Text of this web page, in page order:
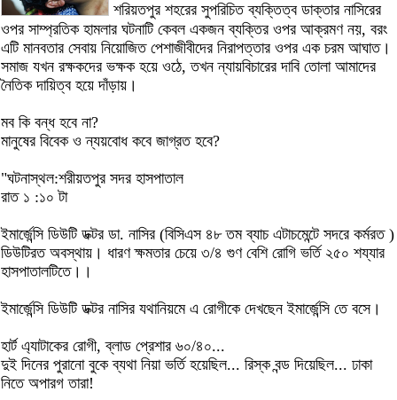
শরিয়তপুর শহরের সুপরিচিত ব্যক্তিত্ব ডাক্তার নাসিরের
ওপর সাম্প্রতিক হামলার ঘটনাটি কেবল একজন ব্যক্তির ওপর আক্রমণ নয়, বরং
এটি মানবতার সেবায় নিয়োজিত পেশাজীবীদের নিরাপত্তার ওপর এক চরম আঘাত।
সমাজ যখন রক্ষকদের ভক্ষক হয়ে ওঠে, তখন ন্যায়বিচারের দাবি তোলা আমাদের
নৈতিক দায়িত্ব হয়ে দাঁড়ায়।
মব কি বন্ধ হবে না?
মানুষের বিবেক ও ন্যয়বোধ কবে জাগ্রত হবে?
"ঘটনাস্থল:শরীয়তপুর সদর হাসপাতাল
রাত ১ :১০ টা
ইমার্জেন্সি ডিউটি ডক্টর ডা. নাসির (বিসিএস ৪৮ তম ব্যাচ এটাচমেন্টে সদরে কর্মরত )
ডিউটিরত অবস্থায়। ধারণ ক্ষমতার চেয়ে ৩/৪ গুণ বেশি রোগি ভর্তি ২৫০ শয্যার
হাসপাতালটিতে।।
ইমার্জেন্সি ডিউটি ডক্টর নাসির যথানিয়মে এ রোগীকে দেখছেন ইমার্জেন্সি তে বসে।
হার্ট এ্যাটাকের রোগী, ব্লাড প্রেশার ৬০/৪০...
দুই দিনের পুরানো বুকে ব্যথা নিয়া ভর্তি হয়েছিল... রিস্ক বন্ড দিয়েছিল... ঢাকা
নিতে অপারগ তারা!